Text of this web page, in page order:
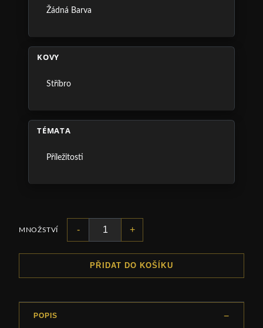
Žádná Barva
KOVY
Stříbro
TÉMATA
Příležitosti
MNOŽSTVÍ - +
PŘIDAT DO KOŠÍKU
POPIS